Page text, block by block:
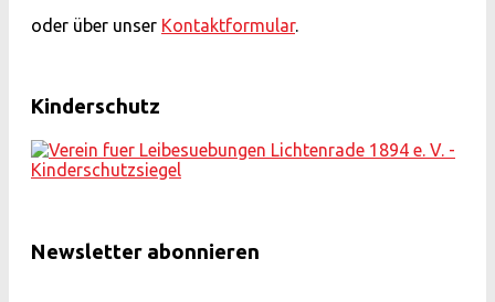
oder über unser Kontaktformular.
Kinderschutz
Newsletter abonnieren